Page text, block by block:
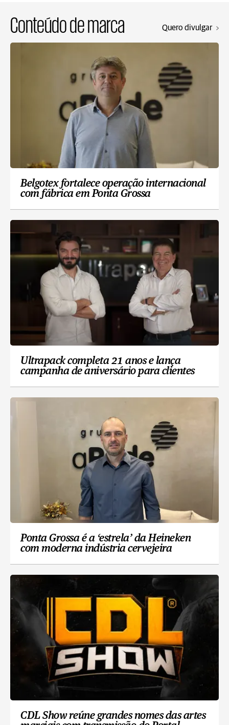
Conteúdo de marca Quero divulgar
Belgotex fortalece operação internacional
com fábrica em Ponta Grossa
Ultrapack completa 21 anos e lança
campanha de aniversário para clientes
Ponta Grossa é a ‘estrela’ da Heineken
com moderna indústria cervejeira
CDL Show reúne grandes nomes das artes